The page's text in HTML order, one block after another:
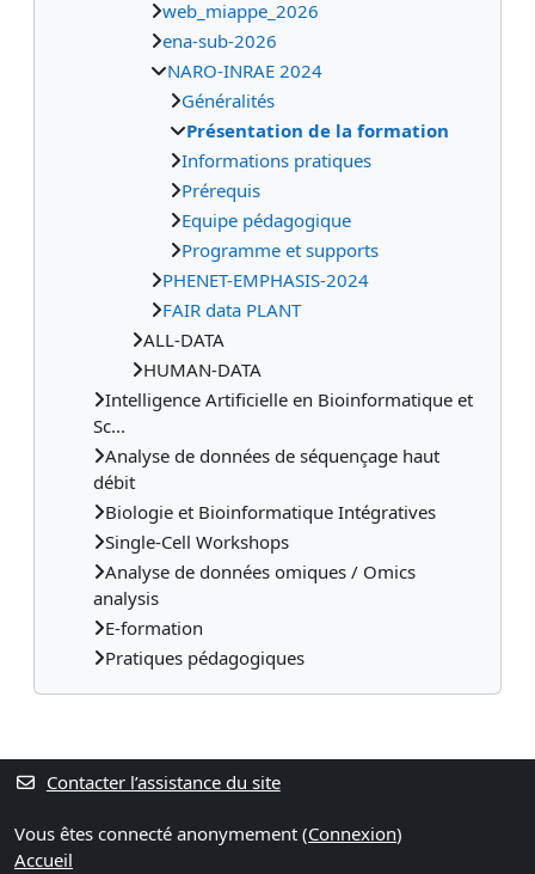
web_miappe_2026
ena-sub-2026
NARO-INRAE 2024
Généralités
Présentation de la formation
Informations pratiques
Prérequis
Equipe pédagogique
Programme et supports
PHENET-EMPHASIS-2024
FAIR data PLANT
ALL-DATA
HUMAN-DATA
Intelligence Artificielle en Bioinformatique et
Sc...
Analyse de données de séquençage haut
débit
Biologie et Bioinformatique Intégratives
Single-Cell Workshops
Analyse de données omiques / Omics
analysis
E-formation
Pratiques pédagogiques
Contacter l’assistance du site
Vous êtes connecté anonymement (Connexion)
Accueil